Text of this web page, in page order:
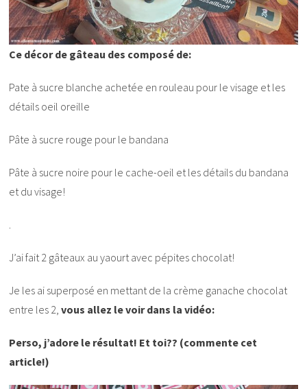
Ce décor de gâteau des composé de:
Pate à sucre blanche achetée en rouleau pour le visage et les
détails oeil oreille
Pâte à sucre rouge pour le bandana
Pâte à sucre noire pour le cache-oeil et les détails du bandana
et du visage!
J’ai fait 2 gâteaux au yaourt avec pépites chocolat!
Je les ai superposé en mettant de la crème ganache chocolat
entre les 2,vous allez le voir dans la vidéo:
Perso, j’adore le résultat! Et toi?? (commente cet
article!)